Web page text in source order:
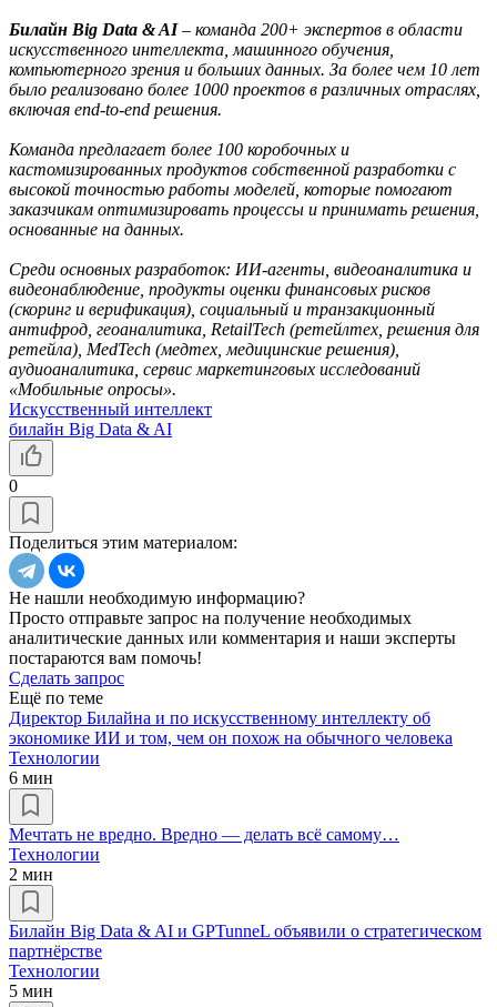
Билайн Big Data & AI– команда 200+ экспертов в области
искусственного интеллекта, машинного обучения,
компьютерного зрения и больших данных. За более чем 10 лет
было реализовано более 1000 проектов в различных отраслях,
включая end-to-end решения.
Команда предлагает более 100 коробочных и
кастомизированных продуктов собственной разработки с
высокой точностью работы моделей, которые помогают
заказчикам оптимизировать процессы и принимать решения,
основанные на данных.
Среди основных разработок: ИИ-агенты, видеоаналитика и
видеонаблюдение, продукты оценки финансовых рисков
(скоринг и верификация), социальный и транзакционный
антифрод, геоаналитика, RetailTech (ретейлтех, решения для
ретейла), MedTech (медтех, медицинские решения),
аудиоаналитика, сервис маркетинговых исследований
«Мобильные опросы».
Искусственный интеллект
билайн Big Data & AI
0
Поделиться этим материалом:
Не нашли необходимую информацию?
Просто отправьте запрос на получение необходимых
аналитические данных или комментария и наши эксперты
постараются вам помочь!
Сделать запрос
Ещё по теме
Директор Билайна и по искусственному интеллекту об
экономике ИИ и том, чем он похож на обычного человека
Технологии
6 мин
Мечтать не вредно. Вредно — делать всё самому…
Технологии
2 мин
Билайн Big Data & AI и GPTunneL объявили о стратегическом
партнёрстве
Технологии
5 мин